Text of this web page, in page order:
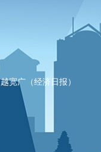
宽广（经济日报）